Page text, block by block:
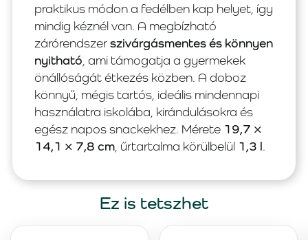
praktikus módon a fedélben kap helyet, így
mindig kéznél van. A megbízható
zárórendszerszivárgásmentes és könnyen
nyitható , ami támogatja a gyermekek
önállóságát étkezés közben. A doboz
könnyű, mégis tartós, ideális mindennapi
használatra iskolába, kirándulásokra és
egész napos snackekhez. Mérete 19,7 ×
14,1 × 7,8 cm , űrtartalma körülbelül 1,3 l.
Ez is tetszhet